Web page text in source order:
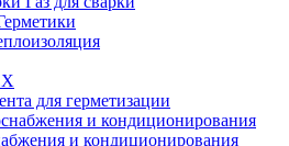
для герметизации
и кондиционирования